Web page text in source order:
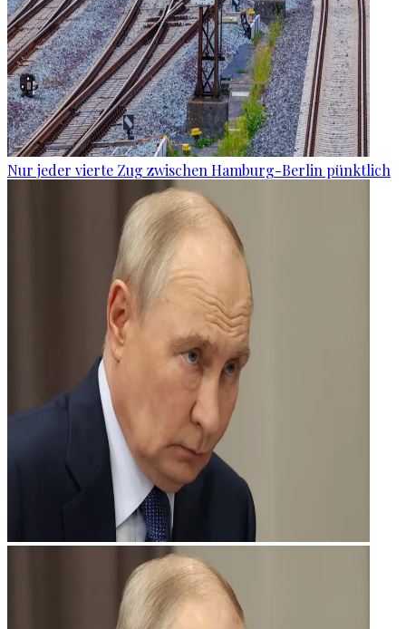
Nur jeder vierte Zug zwischen Hamburg-Berlin pünktlich